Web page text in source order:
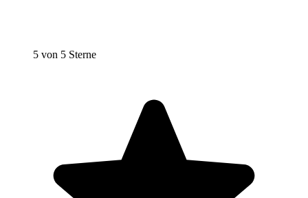
5 von 5 Sterne